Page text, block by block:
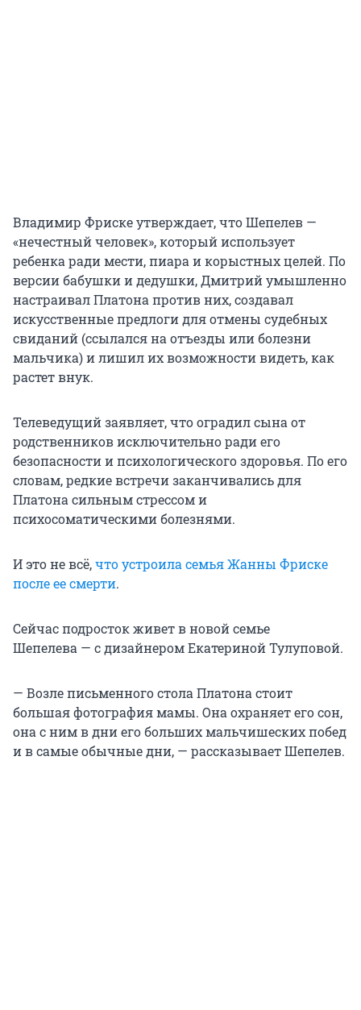
Владимир Фриске утверждает, что Шепелев —
«нечестный человек», который использует
ребенка ради мести, пиара и корыстных целей. По
версии бабушки и дедушки, Дмитрий умышленно
настраивал Платона против них, создавал
искусственные предлоги для отмены судебных
свиданий (ссылался на отъезды или болезни
мальчика) и лишил их возможности видеть, как
растет внук.
Телеведущий заявляет, что оградил сына от
родственников исключительно ради его
безопасности и психологического здоровья. По его
словам, редкие встречи заканчивались для
Платона сильным стрессом и
психосоматическими болезнями.
И это не всё,что устроила семья Жанны Фриске
после ее смерти.
Сейчас подросток живет в новой семье
Шепелева — с дизайнером Екатериной Тулуповой.
— Возле письменного стола Платона стоит
большая фотография мамы. Она охраняет его сон,
она с ним в дни его больших мальчишеских побед
и в самые обычные дни, — рассказывает Шепелев.